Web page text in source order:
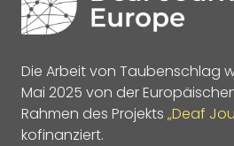
Die Arbeit von Taubenschlag
Mai 2025 von der
Rahmen des Projekts „Deaf
kofinanziert.